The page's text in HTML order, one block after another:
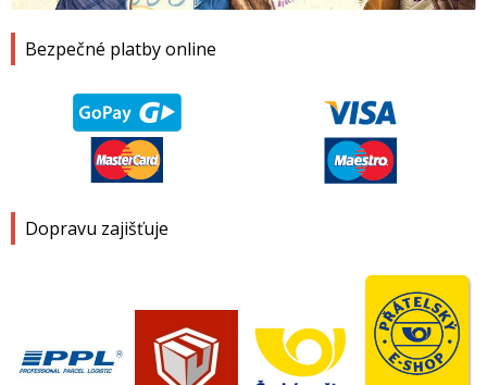
Bezpečné platby online
Dopravu zajišťuje